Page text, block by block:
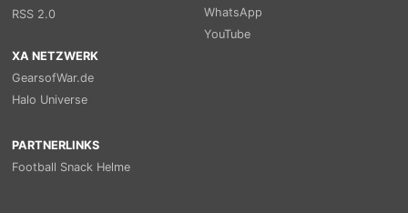
RSS 2.0
WhatsApp
YouTube
XA NETZWERK
GearsofWar.de
Halo Universe
PARTNERLINKS
Football Snack Helme